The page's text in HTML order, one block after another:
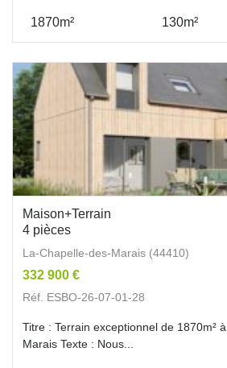
1870m² 130m²
Maison+Terrain
4 pièces
La-Chapelle-des-Marais (44410)
332 900 €
Réf. ESBO-26-07-01-28
Titre : Terrain exceptionnel de 1870m²
Marais Texte : Nous...